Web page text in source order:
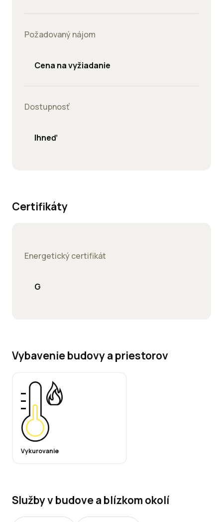
Požadovaný nájom
Cena na vyžiadanie
Dostupnosť
Ihneď
Certifikáty
Energetický certifikát
G
Vybavenie budovy a priestorov
Vykurovanie
Služby v budove a blízkom okolí